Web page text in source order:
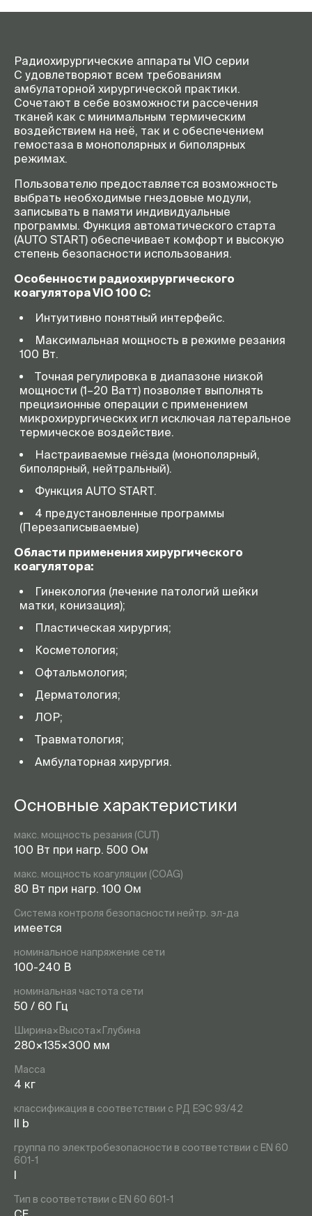
Радиохирургические аппараты VIO серии
C удовлетворяют всем требованиям
амбулаторной хирургической практики.
Сочетают в себе возможности рассечения
тканей как с минимальным термическим
воздействием на неё, так и с обеспечением
гемостаза в монополярных и биполярных
режимах.
Пользователю предоставляется возможность
выбрать необходимые гнездовые модули,
записывать в памяти индивидуальные
программы. Функция автоматического старта
(AUTO START) обеспечивает комфорт и высокую
степень безопасности использования.
Особенности радиохирургического
коагулятора VIO 100 C:
Интуитивно понятный интерфейс.
Максимальная мощность в режиме резания
100 Вт.
Точная регулировка в диапазоне низкой
мощности (1–20 Ватт) позволяет выполнять
прецизионные операции с применением
микрохирургических игл исключая латеральное
термическое воздействие.
Настраиваемые гнёзда (монополярный,
биполярный, нейтральный).
Функция AUTO START.
4 предустановленные программы
(Перезаписываемые)
Области применения хирургического
коагулятора:
Гинекология (лечение патологий шейки
матки, конизация);
Пластическая хирургия;
Косметология;
Офтальмология;
Дерматология;
ЛОР;
Травматология;
Амбулаторная хирургия.
Основные характеристики
макс. мощность резания (CUT)
100 Вт при нагр. 500 Ом
макс. мощность коагуляции (COAG)
80 Вт при нагр. 100 Ом
Система контроля безопасности нейтр. эл-да
имеется
номинальное напряжение сети
100-240 В
номинальная частота сети
50 / 60 Гц
Ширина×Высота×Глубина
280×135×300 мм
Масса
4 кг
классификация в соответствии с РД ЕЭС 93/42
II b
группа по электробезопасности в соответствии с EN 60
601-1
Тип в соответствии с EN 60 601-1